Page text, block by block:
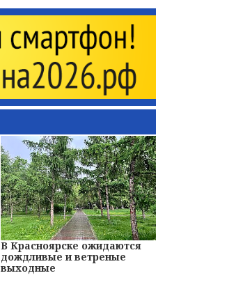
В Красноярске ожидаются
дождливые и ветреные
выходные